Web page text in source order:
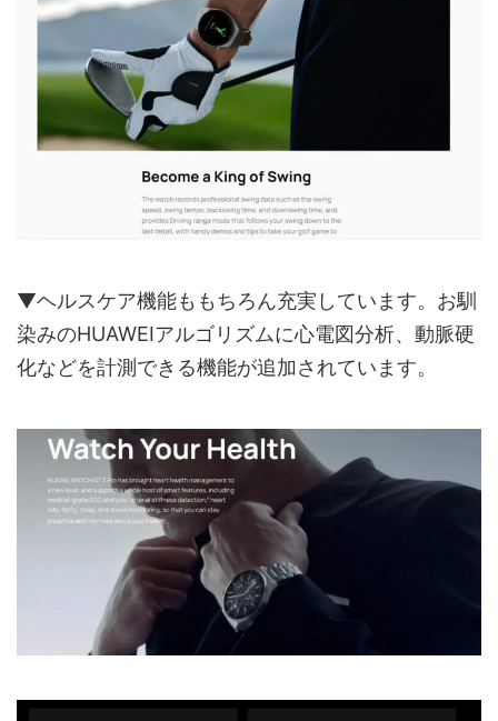
▼ヘルスケア機能ももちろん充実しています。お馴
染みのHUAWEIアルゴリズムに心電図分析、動脈硬
化などを計測できる機能が追加されています。